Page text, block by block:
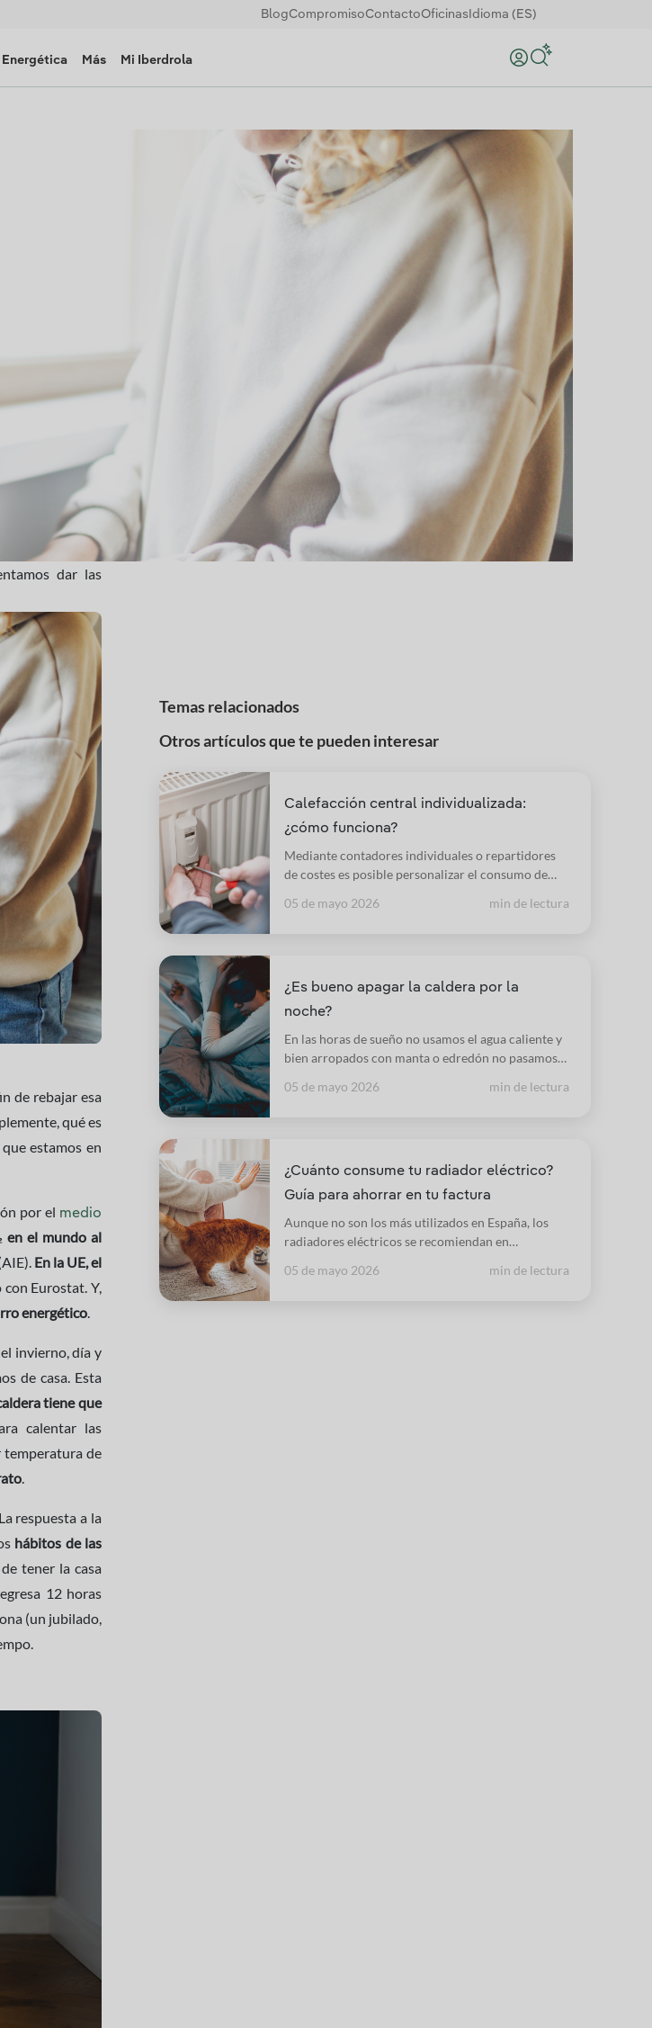
BlogCompromisoContactoOficinas Idioma (ES)
Más Mi Iberdrola Buscar
dar las
de rebajar esa
qué es
estamos en
por el medio
en el mundo al
En la UE, el
con Eurostat. Y,
energético.
invierno, día y
de casa. Esta
tiene que
calentar las
temperatura de
.
respuesta a la
hábitos de las
tener la casa
12 horas
(un jubilado,
Temas relacionados
Otros artículos que te pueden interesar
Calefacción central individualizada:
¿cómo funciona?
Mediante contadores individuales o repartidores
de costes es posible personalizar el consumo de
calefacción central, lo que se traduce en un uso
05 de mayo 2026 min de lectura
¿Es bueno apagar la caldera por la
noche?
En las horas de sueño no usamos el agua caliente y
bien arropados con manta o edredón no pasamos
encendida?
05 de mayo 2026 min de lectura
¿Cuánto consume tu radiador eléctrico?
Guía para ahorrar en tu factura
Aunque no son los más utilizados en España, los
radiadores eléctricos se recomiendan en
rápidamente y su instalación es sencilla.
05 de mayo 2026 min de lectura